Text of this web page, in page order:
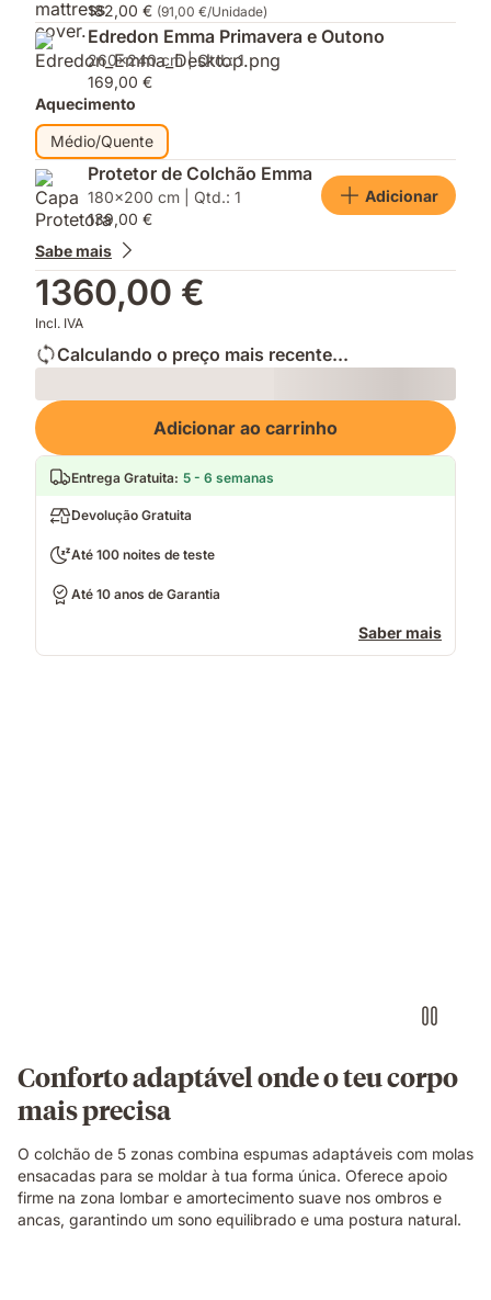
182,00 € (91,00 €/Unidade)
Edredon Emma Primavera e Outono
260x240 cm | Qtd.: 1
169,00 €
Aquecimento
Médio/Quente
Protetor de Colchão Emma
180x200 cm | Qtd.: 1
139,00 €
Adicionar
Sabe mais
1360,00 €
Incl. IVA
Calculando o preço mais recente...
Loading
Adicionar ao carrinho
Entrega Gratuita: 5 - 6 semanas
Devolução Gratuita
Até 100 noites de teste
Até 10 anos de Garantia
Saber mais
descanso.
Conforto adaptável onde o teu corpo
mais precisa
O colchão de 5 zonas combina espumas adaptáveis com molas
ensacadas para se moldar à tua forma única. Oferece apoio
firme na zona lombar e amortecimento suave nos ombros e
ancas, garantindo um sono equilibrado e uma postura natural.